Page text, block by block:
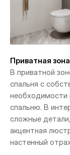
Приватная зона
В приватной
спальня с
спальню. В
сложные
акцентная
настенный